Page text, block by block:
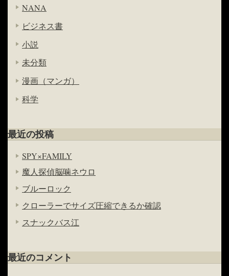
NANA
ビジネス書
小説
未分類
漫画（マンガ）
科学
最近の投稿
SPY×FAMILY
魔人探偵脳噛ネウロ
ブルーロック
クローラーでサイズ圧縮できるか確認
スナックバス江
最近のコメント